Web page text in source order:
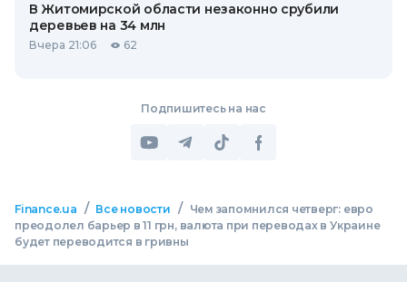
В Житомирской области незаконно срубили
деревьев на 34 млн
Вчера 21:06 62
Подпишитесь на нас
Finance.ua / Все новости /
Чем запомнился четверг: евро
преодолел барьер в 11 грн, валюта при переводах в Украине
будет переводится в гривны